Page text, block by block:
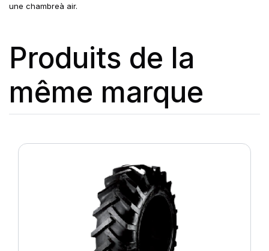
une chambreà air.
Produits de la
même marque